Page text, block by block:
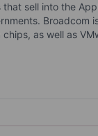
sell into the
Broadcom
as well as